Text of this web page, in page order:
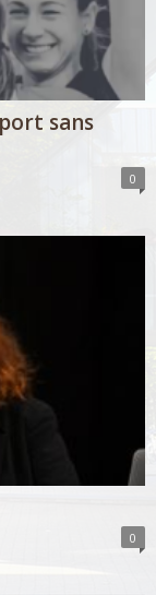
sans
0
0